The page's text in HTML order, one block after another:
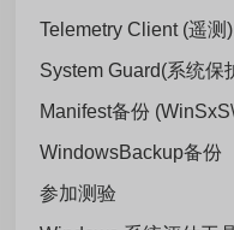
Telemetry Client (遥测)
System Guard(系统保
Manifest备份
WindowsBackup备份
参加测验